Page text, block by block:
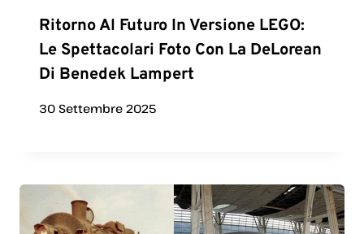
Ritorno Al Futuro In Versione LEGO:
Le Spettacolari Foto Con La DeLorean
Di Benedek Lampert
30 Settembre 2025